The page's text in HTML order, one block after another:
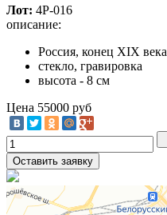
Лот: 4Р-016
описание:
Россия, конец XIX века
стекло, гравировка
высота - 8 см
Цена 55000 руб